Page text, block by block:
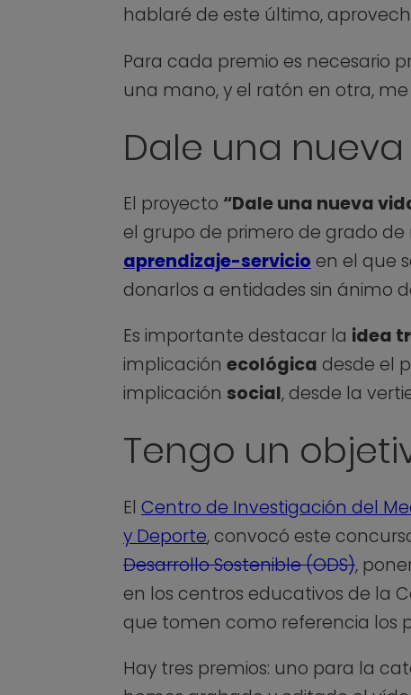
hablaré de este último,
Para cada premio es necesario
una mano, y el ratón en otra,
Dale una
El proyecto “Dale una nueva
el grupo de primero de grado de
aprendizaje-servicio en el que
donarlos a entidades sin ánimo
Es importante destacar la idea
implicación ecológica desde el
implicación social, desde la
Tengo un
El Centro de Investigación del
y Deporte, convocó este
Desarrollo Sostenible (ODS),
en los centros educativos de la
que tomen como referencia los
Hay tres premios: uno para la